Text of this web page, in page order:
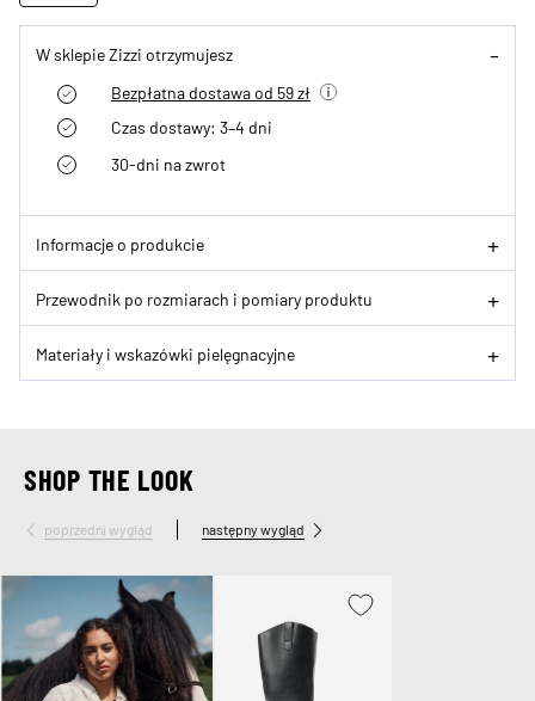
W sklepie Zizzi otrzymujesz
Bezpłatna dostawa od 59 zł
Czas dostawy: 3–4 dni
30-dni na zwrot
Informacje o produkcie
Przewodnik po rozmiarach i pomiary produktu
Materiały i wskazówki pielęgnacyjne
SHOP THE LOOK
poprzedni wygląd następny wygląd